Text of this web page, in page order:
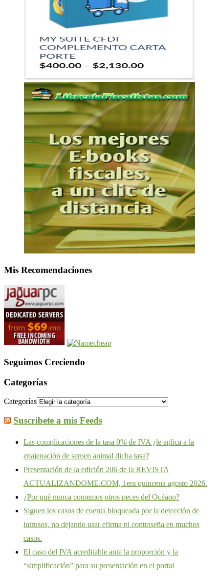
Mis Recomendaciones
Seguimos Creciendo
Categorías
Categorías
Suscribete a mis Feeds
Las complicaciones de la tasa 0% de IVA ¿le aplica a la
enajenación de semen animal dicha tasa?
Presentación de la edición 206 de la REVISTA
ACTUALIZANDOME.COM, 1era quincena agosto 2026.
¿Por qué nunca comemos otros peces del Océano?
Siguen los casos de cuenta bloqueada por la detección de
intrusos, no dejando usar efirma ni contraseña en muchos
casos.
El caso del IVA acreditable ante la proporción y la
“simplificación” para su presentación en el portal